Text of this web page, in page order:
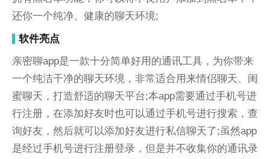
还你一个纯净、健康的聊天环境;
软件亮点
亲密聊app是一款十分简单好用的通讯工具，为你带来
一个纯洁干净的聊天环境，非常适合用来情侣聊天、闺
蜜聊天，打造舒适的聊天平台;本app需要通过手机号进
行注册，在添加好友时也可以通过手机号进行搜索，查
询好友，然后就可以添加好友进行私信聊天了;虽然app
是经过手机号进行注册登录，但是并不收集你的通讯录